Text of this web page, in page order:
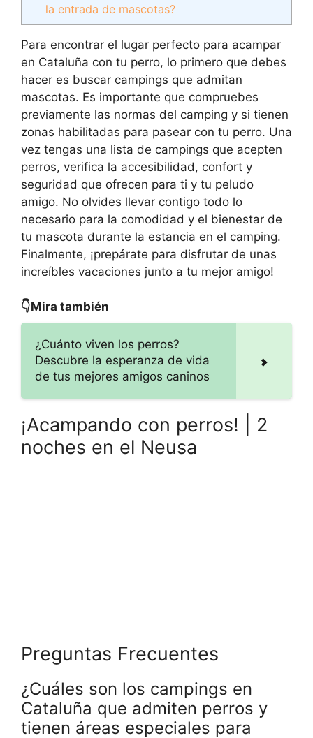
la entrada de mascotas?
Para encontrar el lugar perfecto para acampar
en Cataluña con tu perro, lo primero que debes
hacer es buscar campings que admitan
mascotas. Es importante que compruebes
previamente las normas del camping y si tienen
zonas habilitadas para pasear con tu perro. Una
vez tengas una lista de campings que acepten
perros, verifica la accesibilidad, confort y
seguridad que ofrecen para ti y tu peludo
amigo. No olvides llevar contigo todo lo
necesario para la comodidad y el bienestar de
tu mascota durante la estancia en el camping.
Finalmente, ¡prepárate para disfrutar de unas
increíbles vacaciones junto a tu mejor amigo!
👇Mira también
¿Cuánto viven los perros?
Descubre la esperanza de vida
de tus mejores amigos caninos
¡Acampando con perros! | 2
noches en el Neusa
Preguntas Frecuentes
¿Cuáles son los campings en
Cataluña que admiten perros y
tienen áreas especiales para